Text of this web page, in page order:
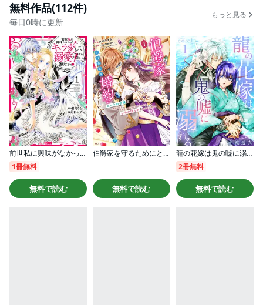
無料作品(112件)
毎日0時に更新
もっと見る
前世私に興味がなかった夫、キャラ変して溺愛してきても対応に困りますっ！
1冊無料
無料で読む
伯爵家を守るためにとりあえず婚約しました ニートの令嬢は醜聞をはらし意地悪な侯爵家に対抗するためいちかばちかの婚約を決断する
無料で読む
龍の花嫁は鬼の嘘に溺れる
2冊無料
無料で読む